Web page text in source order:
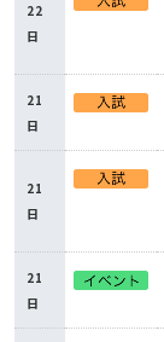
22
日
21
日
21
日
21
日